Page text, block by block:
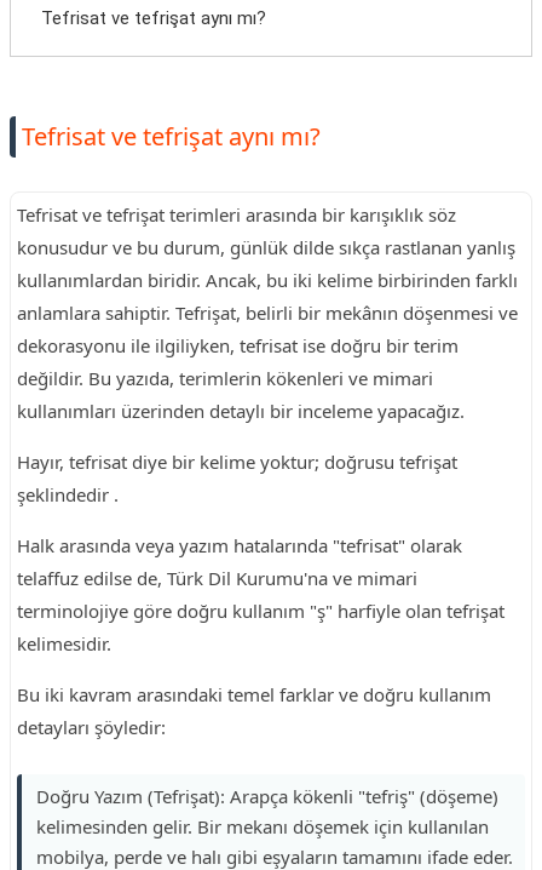
Tefrisat ve tefrişat aynı mı?
Tefrisat ve tefrişat aynı mı?
Tefrisat ve tefrişat terimleri arasında bir karışıklık söz
konusudur ve bu durum, günlük dilde sıkça rastlanan yanlış
kullanımlardan biridir. Ancak, bu iki kelime birbirinden farklı
anlamlara sahiptir. Tefrişat, belirli bir mekânın döşenmesi ve
dekorasyonu ile ilgiliyken, tefrisat ise doğru bir terim
değildir. Bu yazıda, terimlerin kökenleri ve mimari
kullanımları üzerinden detaylı bir inceleme yapacağız.
Hayır, tefrisat diye bir kelime yoktur; doğrusu tefrişat
şeklindedir .
Halk arasında veya yazım hatalarında "tefrisat" olarak
telaffuz edilse de, Türk Dil Kurumu'na ve mimari
terminolojiye göre doğru kullanım "ş" harfiyle olan tefrişat
kelimesidir.
Bu iki kavram arasındaki temel farklar ve doğru kullanım
detayları şöyledir:
Doğru Yazım (Tefrişat): Arapça kökenli "tefriş" (döşeme)
kelimesinden gelir. Bir mekanı döşemek için kullanılan
mobilya, perde ve halı gibi eşyaların tamamını ifade eder.